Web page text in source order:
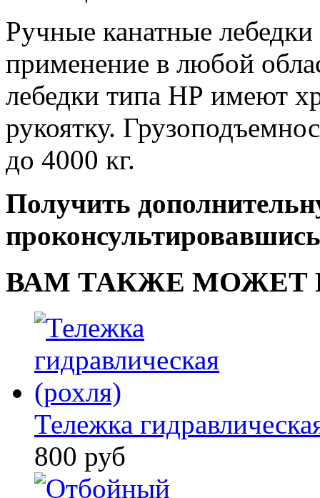
Ручные канатные
применение в любой
лебедки типа НР имеют
рукоятку.
до 4000 кг.
Получить
ВАМ ТАКЖЕ МОЖЕТ
Тележка
800 руб